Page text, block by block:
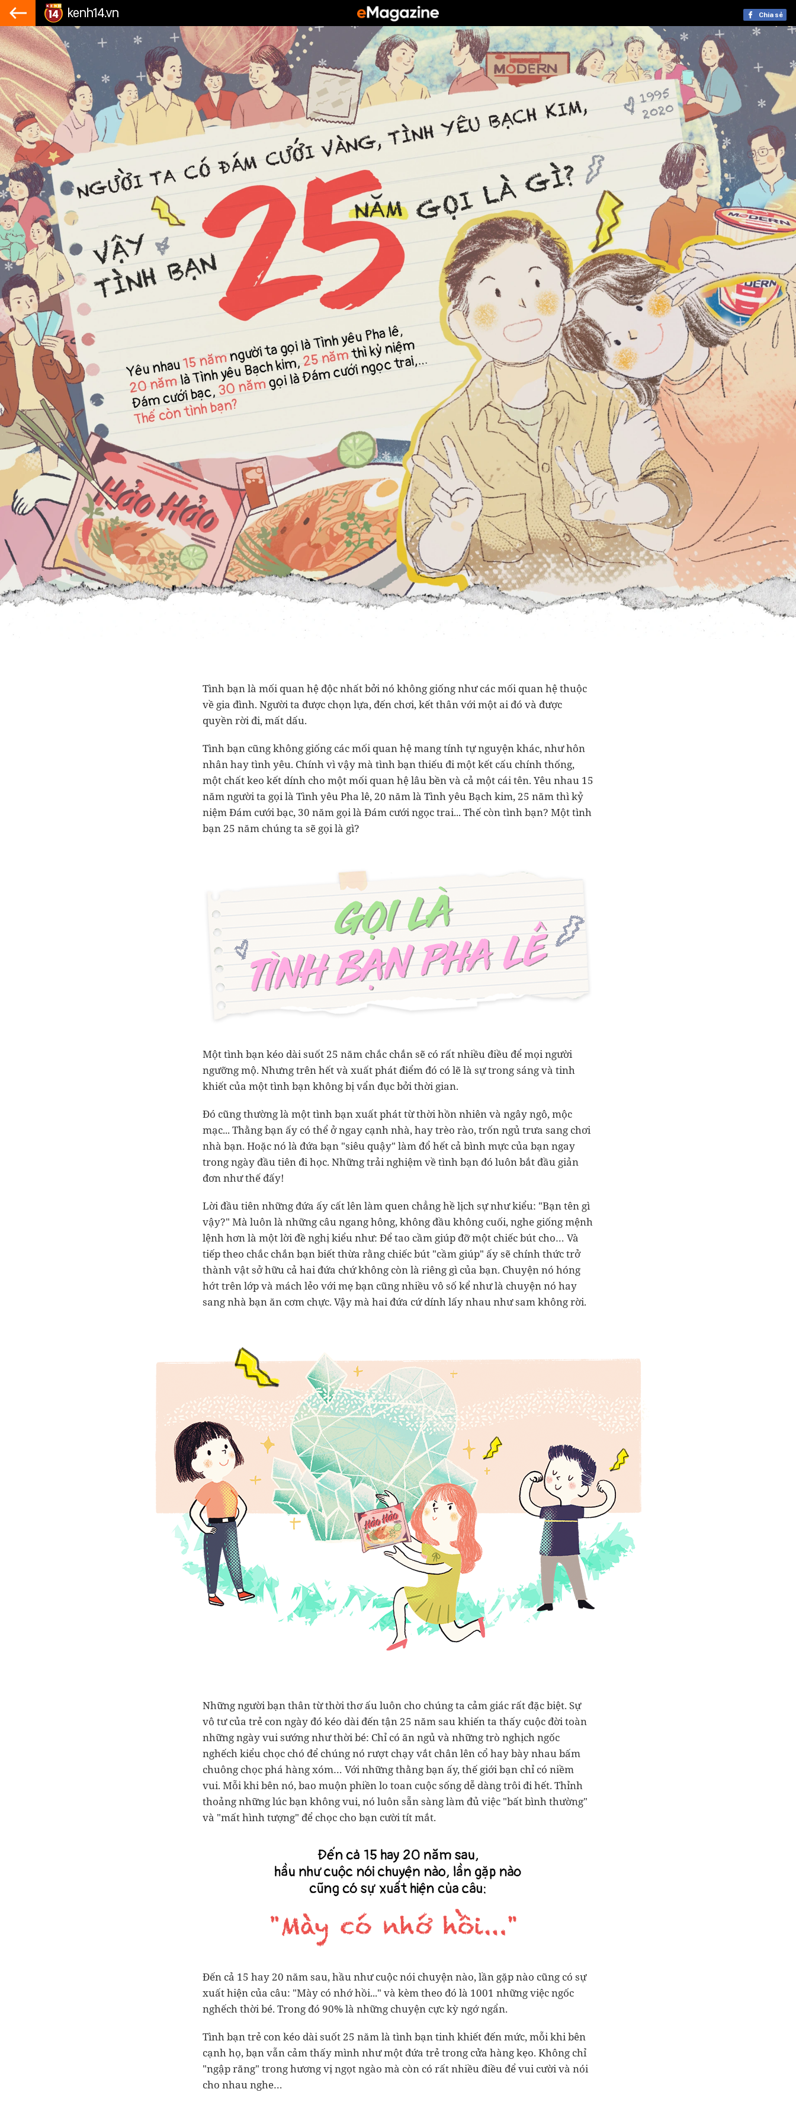
Chia sẻ
Tình bạn là mối quan hệ độc nhất bởi nó không giống như các mối quan hệ thuộc
về gia đình. Người ta được chọn lựa, đến chơi, kết thân với một ai đó và được
quyền rời đi, mất dấu.
Tình bạn cũng không giống các mối quan hệ mang tính tự nguyện khác, như hôn
nhân hay tình yêu. Chính vì vậy mà tình bạn thiếu đi một kết cấu chính thống,
một chất keo kết dính cho một mối quan hệ lâu bền và cả một cái tên. Yêu nhau 15
năm người ta gọi là Tình yêu Pha lê, 20 năm là Tình yêu Bạch kim, 25 năm thì kỷ
niệm Đám cưới bạc, 30 năm gọi là Đám cưới ngọc trai... Thế còn tình bạn? Một tình
bạn 25 năm chúng ta sẽ gọi là gì?
Một tình bạn kéo dài suốt 25 năm chắc chắn sẽ có rất nhiều điều để mọi người
ngưỡng mộ. Nhưng trên hết và xuất phát điểm đó có lẽ là sự trong sáng và tinh
khiết của một tình bạn không bị vẩn đục bởi thời gian.
Đó cũng thường là một tình bạn xuất phát từ thời hồn nhiên và ngây ngô, mộc
mạc... Thằng bạn ấy có thể ở ngay cạnh nhà, hay trèo rào, trốn ngủ trưa sang chơi
nhà bạn. Hoặc nó là đứa bạn "siêu quậy" làm đổ hết cả bình mực của bạn ngay
trong ngày đầu tiên đi học. Những trải nghiệm về tình bạn đó luôn bắt đầu giản
đơn như thế đấy!
Lời đầu tiên những đứa ấy cất lên làm quen chẳng hề lịch sự như kiểu: "Bạn tên gì
vậy?" Mà luôn là những câu ngang hông, không đầu không cuối, nghe giống mệnh
lệnh hơn là một lời đề nghị kiểu như: Để tao cầm giúp đỡ một chiếc bút cho… Và
tiếp theo chắc chắn bạn biết thừa rằng chiếc bút "cầm giúp" ấy sẽ chính thức trở
thành vật sở hữu cả hai đứa chứ không còn là riêng gì của bạn. Chuyện nó hóng
hớt trên lớp và mách lẻo với mẹ bạn cũng nhiều vô số kể như là chuyện nó hay
sang nhà bạn ăn cơm chực. Vậy mà hai đứa cứ dính lấy nhau như sam không rời.
Những người bạn thân từ thời thơ ấu luôn cho chúng ta cảm giác rất đặc biệt. Sự
vô tư của trẻ con ngày đó kéo dài đến tận 25 năm sau khiến ta thấy cuộc đời toàn
những ngày vui sướng như thời bé: Chỉ có ăn ngủ và những trò nghịch ngốc
nghếch kiểu chọc chó để chúng nó rượt chạy vắt chân lên cổ hay bày nhau bấm
chuông chọc phá hàng xóm… Với những thằng bạn ấy, thế giới bạn chỉ có niềm
vui. Mỗi khi bên nó, bao muộn phiền lo toan cuộc sống dễ dàng trôi đi hết. Thỉnh
thoảng những lúc bạn không vui, nó luôn sẵn sàng làm đủ việc "bất bình thường"
và "mất hình tượng" để chọc cho bạn cười tít mắt.
Đến cả 15 hay 20 năm sau, hầu như cuộc nói chuyện nào, lần gặp nào cũng có sự
xuất hiện của câu: "Mày có nhớ hồi..." và kèm theo đó là 1001 những việc ngốc
nghếch thời bé. Trong đó 90% là những chuyện cực kỳ ngớ ngẩn.
Tình bạn trẻ con kéo dài suốt 25 năm là tình bạn tinh khiết đến mức, mỗi khi bên
cạnh họ, bạn vẫn cảm thấy mình như một đứa trẻ trong cửa hàng kẹo. Không chỉ
"ngập răng" trong hương vị ngọt ngào mà còn có rất nhiều điều để vui cười và nói
cho nhau nghe…